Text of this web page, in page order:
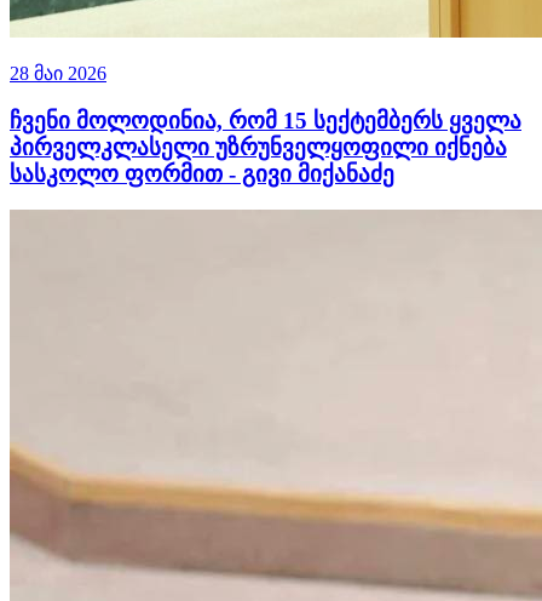
28 მაი 2026
ჩვენი მოლოდინია, რომ 15 სექტემბერს ყველა
პირველკლასელი უზრუნველყოფილი იქნება
სასკოლო ფორმით - გივი მიქანაძე